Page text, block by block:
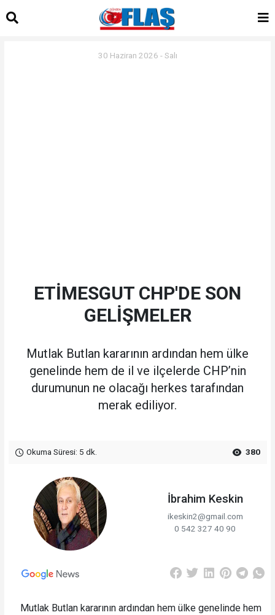
30 Haziran 2026 - Salı
ETİMESGUT CHP'DE SON
GELİŞMELER
Mutlak Butlan kararının ardından hem ülke
genelinde hem de il ve ilçelerde CHP’nin
durumunun ne olacağı herkes tarafından
merak ediliyor.
Okuma Süresi: 5 dk. 380
İbrahim Keskin
ikeskin2@gmail.com
0 542 327 40 90
Mutlak Butlan kararının ardından hem ülke genelinde hem